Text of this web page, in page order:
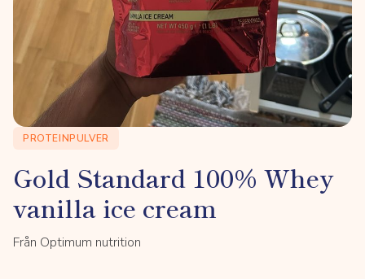
PROTEINPULVER
Gold Standard 100% Whey
vanilla ice cream
Från Optimum nutrition